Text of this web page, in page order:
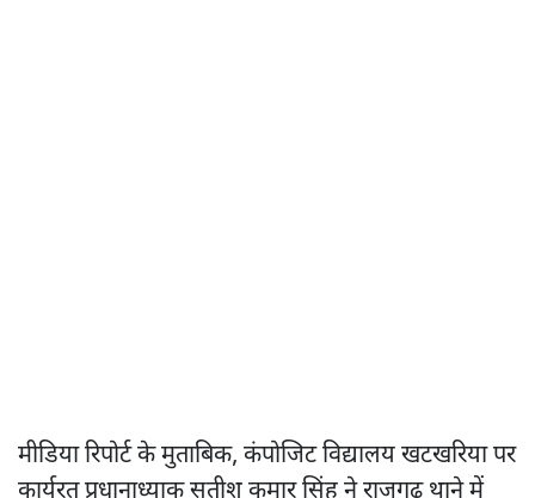
मीडिया रिपोर्ट के मुताबिक, कंपोजिट विद्यालय खटखरिया पर